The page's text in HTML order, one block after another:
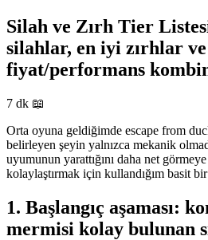
Silah ve Zırh Tier
silahlar, en iyi zırhlar
fiyat/performans
7 dk 📖
Orta oyuna geldiğimde escape from
belirleyen şeyin yalnızca mekanik
uyumunun yarattığını daha net
kolaylaştırmak için kullandığım basit
1. Başlangıç aşaması:
mermisi kolay bulunan